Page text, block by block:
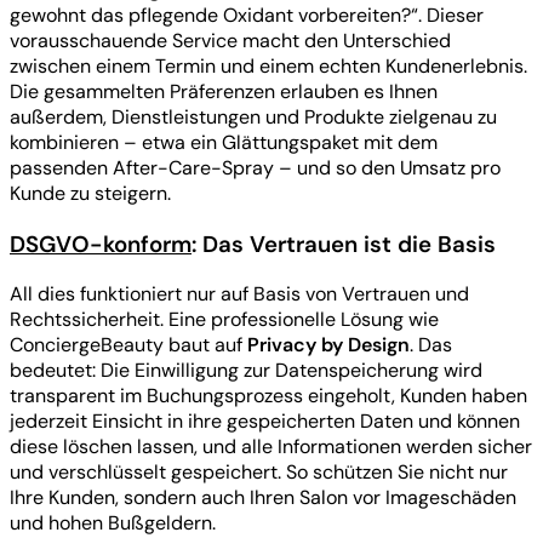
gewohnt das pflegende Oxidant vorbereiten?“. Dieser
vorausschauende Service macht den Unterschied
zwischen einem Termin und einem echten Kundenerlebnis.
Die gesammelten Präferenzen erlauben es Ihnen
außerdem, Dienstleistungen und Produkte zielgenau zu
kombinieren – etwa ein Glättungspaket mit dem
passenden After-Care-Spray – und so den Umsatz pro
Kunde zu steigern.
DSGVO-konform: Das Vertrauen ist die Basis
All dies funktioniert nur auf Basis von Vertrauen und
Rechtssicherheit. Eine professionelle Lösung wie
ConciergeBeauty baut auf Privacy by Design. Das
bedeutet: Die Einwilligung zur Datenspeicherung wird
transparent im Buchungsprozess eingeholt, Kunden haben
jederzeit Einsicht in ihre gespeicherten Daten und können
diese löschen lassen, und alle Informationen werden sicher
und verschlüsselt gespeichert. So schützen Sie nicht nur
Ihre Kunden, sondern auch Ihren Salon vor Imageschäden
und hohen Bußgeldern.